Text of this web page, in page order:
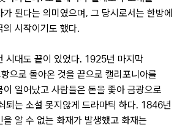
된다는 의미였으며, 그 당시로서는 한방에
의 시작이기도 했다.
시대도 끝이 있었다. 1925년 마지막
으로 돌아온 것을 끝으로 캘리포니아를
이 일어났고 사람들은 돈을 좇아 금광으로
퇴는 소설 못지않게 드라마틱 하다. 1846년
을 알 수 없는 화재가 발생했고 화재는